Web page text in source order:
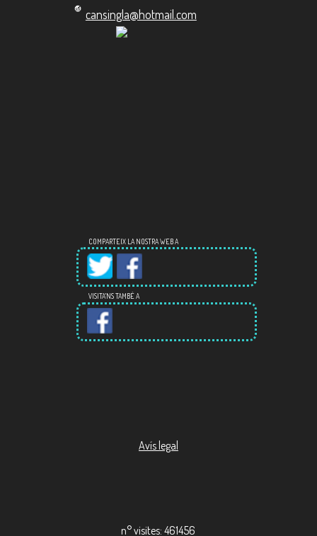
cansingla@hotmail.com
COMPARTEIX LA NOSTRA WEB A
VISITA'NS TAMBÉ A
Avís legal
n° visites: 461456